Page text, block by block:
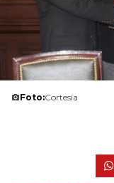
Foto:Cortesía